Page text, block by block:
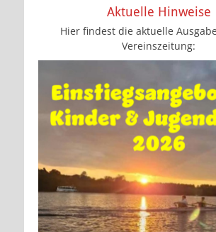
Aktuelle Hinweise
Hier findest die aktuelle
Vereinszeitung: